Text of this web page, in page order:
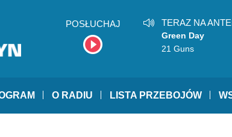
POSŁUCHAJ TERAZ NA
Green Day
21 Guns
O RADIU LISTA PRZEBOJÓW